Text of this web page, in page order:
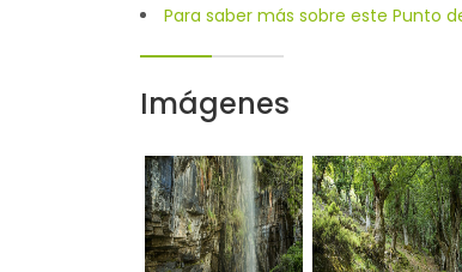
Para saber más sobre este Punto
Imágenes